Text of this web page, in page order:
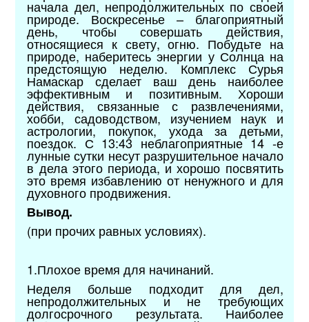
начала дел, непродолжительных по своей
природе. Воскресенье – благоприятный
день, чтобы совершать действия,
относящиеся к свету, огню. Побудьте на
природе, наберитесь энергии у Солнца на
предстоящую неделю. Комплекс Сурья
Намаскар сделает ваш день наиболее
эффективным и позитивным. Хороши
действия, связанные с развлечениями,
хобби, садоводством, изучением наук и
астрологии, покупок, ухода за детьми,
поездок. С 13:43 неблагоприятные 14 -е
лунные сутки несут разрушительное начало
в дела этого периода, и хорошо посвятить
это время избавлению от ненужного и для
духовного продвижения.
Вывод.
(при прочих равных условиях).
1.Плохое время для начинаний.
Неделя больше подходит для дел,
непродолжительных и не требующих
долгосрочного результата. Наиболее